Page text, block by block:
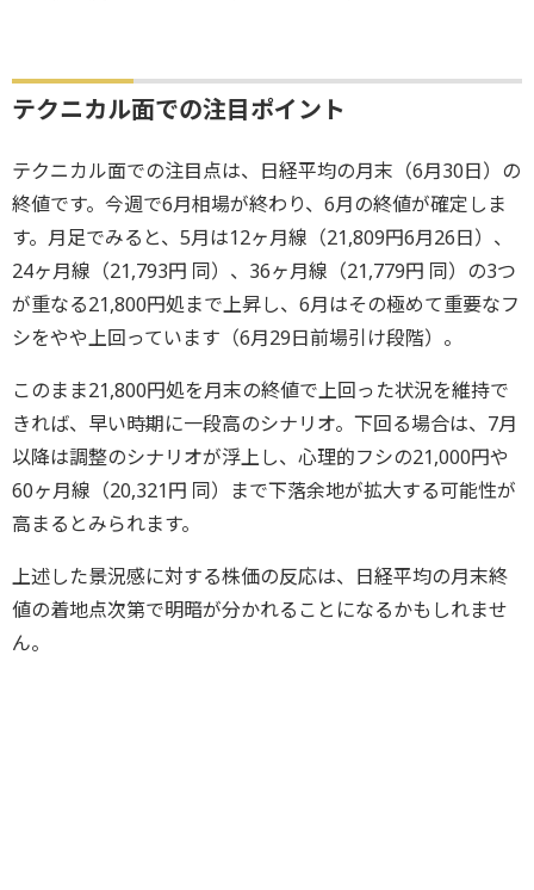
テクニカル面での注目ポイント
テクニカル面での注目点は、日経平均の月末（6月30日）の
終値です。今週で6月相場が終わり、6月の終値が確定しま
す。月足でみると、5月は12ヶ月線（21,809円6月26日）、
24ヶ月線（21,793円 同）、36ヶ月線（21,779円 同）の3つ
が重なる21,800円処まで上昇し、6月はその極めて重要なフ
シをやや上回っています（6月29日前場引け段階）。
このまま21,800円処を月末の終値で上回った状況を維持で
きれば、早い時期に一段高のシナリオ。下回る場合は、7月
以降は調整のシナリオが浮上し、心理的フシの21,000円や
60ヶ月線（20,321円 同）まで下落余地が拡大する可能性が
高まるとみられます。
上述した景況感に対する株価の反応は、日経平均の月末終
値の着地点次第で明暗が分かれることになるかもしれませ
ん。